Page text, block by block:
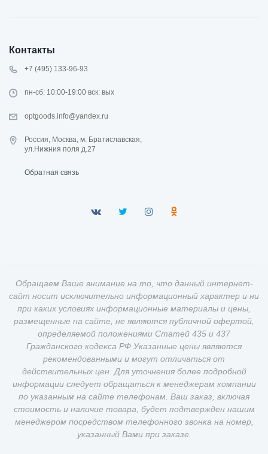
Контакты
+7 (495) 133-96-93
пн-сб: 10:00-19:00 вск: вых
optgoods.info@yandex.ru
Россия, Москва, м. Братиславская,
ул.Нижния поля д.27
Обратная связь
Обращаем Ваше внимание на то, что данный интернет-
сайт носит исключительно информационный характер и ни
при каких условиях информационные материалы и цены,
размещенные на сайте, не являются публичной офертой,
определяемой положениями Статей 435 и 437
Гражданского кодекса РФ Указанные цены являются
рекомендованными и могут отличаться от
действительных цен. Для уточнения более подробной
информации следует обращаться к менеджерам компании
по указанным на сайте телефонам. Ваш заказ, включая
стоимость и наличие товара, будет подтвержден нашим
менеджером посредством телефонного звонка на номер,
указанный Вами при заказе.